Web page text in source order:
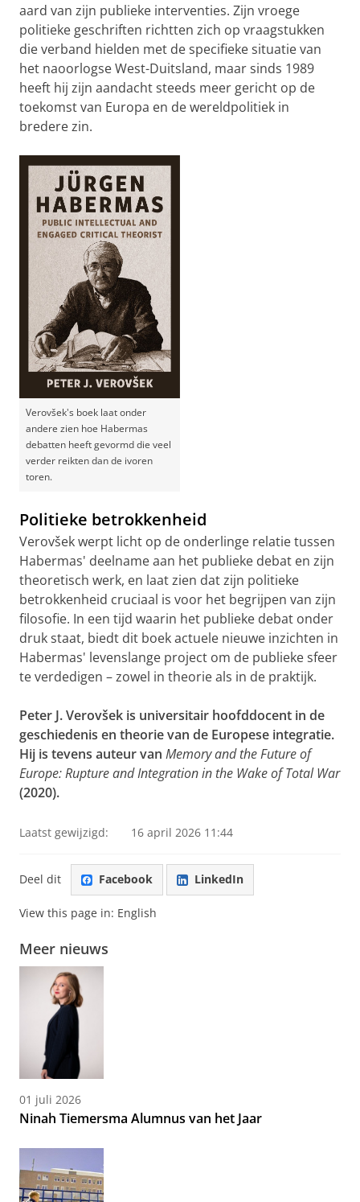
aard van zijn publieke interventies. Zijn vroege
politieke geschriften richtten zich op vraagstukken
die verband hielden met de specifieke situatie van
het naoorlogse West-Duitsland, maar sinds 1989
heeft hij zijn aandacht steeds meer gericht op de
toekomst van Europa en de wereldpolitiek in
bredere zin.
Verovšek's boek laat onder
andere zien hoe Habermas
debatten heeft gevormd die veel
verder reikten dan de ivoren
toren.
Politieke betrokkenheid
Verovšek werpt licht op de onderlinge relatie tussen
Habermas' deelname aan het publieke debat en zijn
theoretisch werk, en laat zien dat zijn politieke
betrokkenheid cruciaal is voor het begrijpen van zijn
filosofie. In een tijd waarin het publieke debat onder
druk staat, biedt dit boek actuele nieuwe inzichten in
Habermas' levenslange project om de publieke sfeer
te verdedigen – zowel in theorie als in de praktijk.
Peter J. Verovšek is universitair hoofddocent in de
geschiedenis en theorie van de Europese integratie.
Hij is tevens auteur van Memory and the Future of
Europe: Rupture and Integration in the Wake of Total War
(2020).
Laatst gewijzigd: 16 april 2026 11:44
Deel dit Facebook LinkedIn
View this page in: English
Meer nieuws
01 juli 2026
Ninah Tiemersma Alumnus van het Jaar